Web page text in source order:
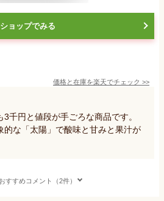
ショップでみる
価格と在庫を楽天でチェック >>
千円と値段が手ごろな商品です。
的な「太陽」で酸味と甘みと果汁が
すすめコメント（2件）